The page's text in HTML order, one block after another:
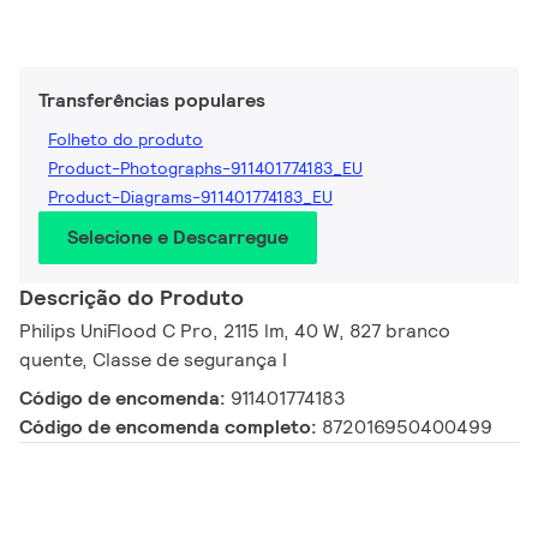
Transferências populares
Folheto do produto
Product-Photographs-911401774183_EU
Product-Diagrams-911401774183_EU
Selecione e Descarregue
Descrição do Produto
Philips UniFlood C Pro, 2115 lm, 40 W, 827 branco
quente, Classe de segurança I
Código de encomenda: 911401774183
Código de encomenda completo: 872016950400499